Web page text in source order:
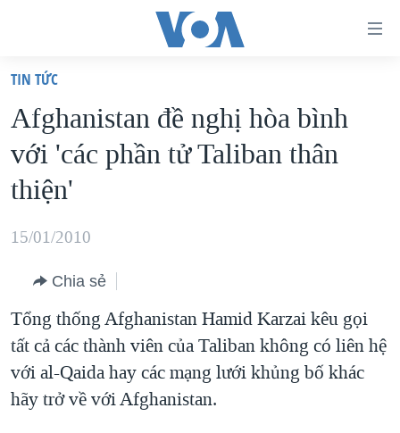
truy
cập
Tới
nội
chính
hướng
chính
Đi
tới
VIỆT NAM
HOA KỲ
BIỂN ĐÔNG
THẾ GIỚI
DIỄN ĐÀN
MỤC
TỰ DO BÁO CHÍ
VẠCH TRẦN TIN GIẢ
CHUYÊN ĐỀ
CHIẾN TRANH THƯƠNG MẠI CỦA MỸ: QUÁ KHỨ VÀ HIỆN
TẠI
HỌC TIẾNG ANH
TIN TỨC
Afghanistan đề nghị hòa bình
với 'các phần tử Taliban thân
thiện'
15/01/2010
Chia sẻ
Tổng thống Afghanistan Hamid Karzai kêu gọi
tất cả các thành viên của Taliban không có liên hệ
với al-Qaida hay các mạng lưới khủng bố khác
hãy trở về với Afghanistan.